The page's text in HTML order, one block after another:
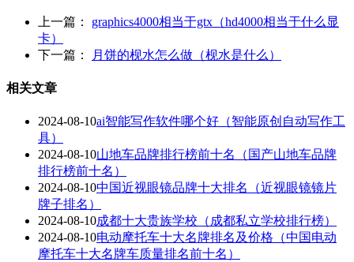
上一篇： graphics4000相当于gtx（hd4000相当于什么显
卡）
下一篇：
月饼的枧水怎么做（枧水是什么）
相关文章
2024-08-10ai智能写作软件哪个好（智能原创自动写作工
具）
2024-08-10山地车品牌排行榜前十名（国产山地车品牌
排行榜前十名）
2024-08-10中国近视眼镜品牌十大排名（近视眼镜镜片
牌子排名）
2024-08-10成都十大贵族学校（成都私立学校排行榜）
2024-08-10电动摩托车十大名牌排名及价格（中国电动
摩托车十大名牌车质量排名前十名）